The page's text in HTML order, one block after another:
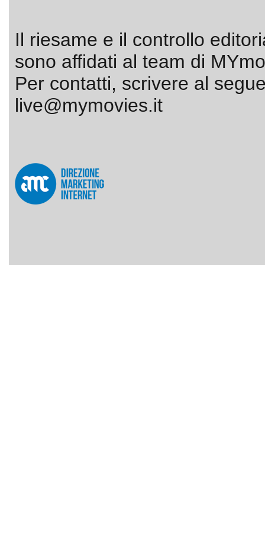
Il riesame e il controllo
sono affidati al team di
Per contatti, scrivere al
live@mymovies.it